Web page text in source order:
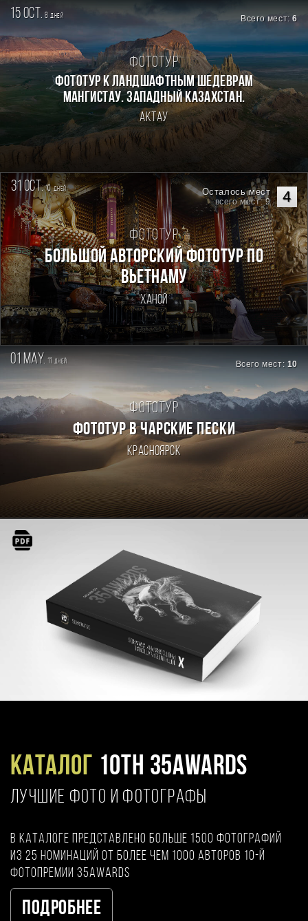
15 oct. 8дней Всего мест:6
Фототур
Фототур к ландшафтным шедеврам
Мангистау. Западный Казахстан.
Актау
31 oct.10дней 4
Осталось мест
всего мест: 9
Фототур
Большой авторский фототур по
Вьетнаму
Ханой
01 may. 11 дней Всего мест: 10
Фототур
ФОТОТУР В ЧАРСКИЕ ПЕСКИ
Красноярск
Каталог 10TH 35AWARDS
ЛУЧШИЕ ФОТО И ФОТОГРАФЫ
В каталоге представлено больше 1500 фотографий
из 25 номинаций от более чем 1000 авторов 10-й
фотопремии 35AWARDS
Подробнее